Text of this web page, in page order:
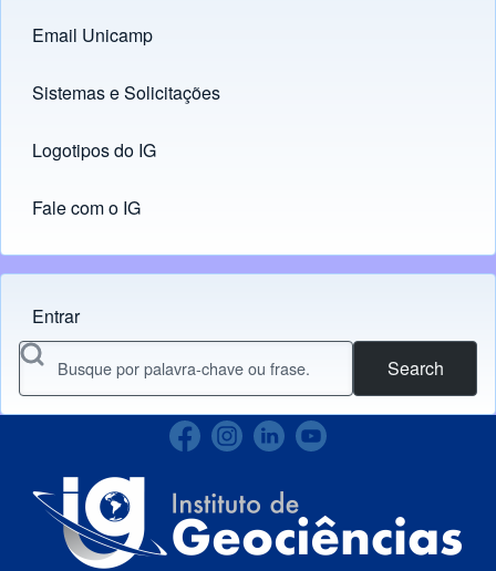
Links
Email Unicamp
(opens in new tab)
Sistemas e Solicitações
(opens in new tab)
Logotipos do IG
(opens in new tab)
Fale com o IG
Menu do usuário
Entrar
Search